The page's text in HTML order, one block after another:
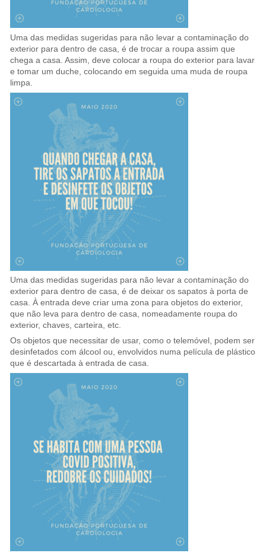
Uma das medidas sugeridas para não levar a contaminação do
exterior para dentro de casa, é de trocar a roupa assim que
chega a casa. Assim, deve colocar a roupa do exterior para lavar
e tomar um duche, colocando em seguida uma muda de roupa
limpa.
Uma das medidas sugeridas para não levar a contaminação do
exterior para dentro de casa, é de deixar os sapatos à porta de
casa. À entrada deve criar uma zona para objetos do exterior,
que não leva para dentro de casa, nomeadamente roupa do
exterior, chaves, carteira, etc.
Os objetos que necessitar de usar, como o telemóvel, podem ser
desinfetados com álcool ou, envolvidos numa película de plástico
que é descartada à entrada de casa.